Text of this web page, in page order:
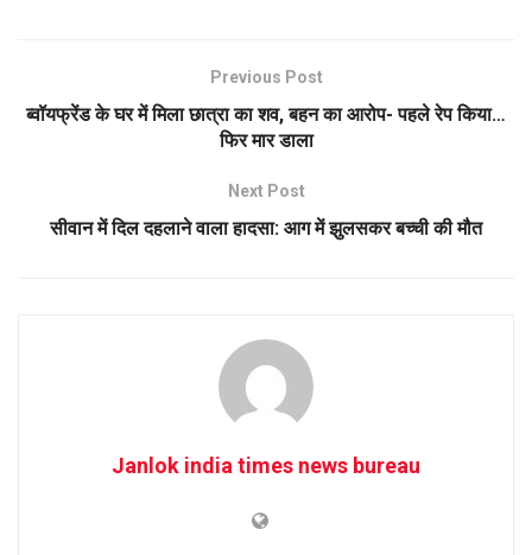
Previous Post
ब्वॉयफ्रेंड के घर में मिला छात्रा का शव, बहन का आरोप- पहले रेप किया…
फिर मार डाला
Next Post
सीवान में दिल दहलाने वाला हादसा: आग में झुलसकर बच्ची की मौत
Janlok india times news bureau